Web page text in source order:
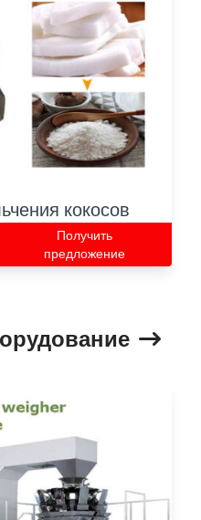
кокосов
Получить
предложение